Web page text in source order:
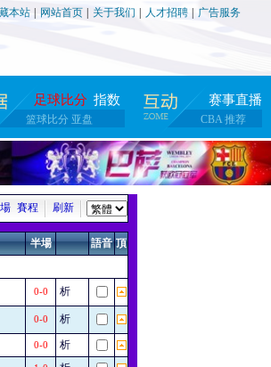
本站 网站首页 关于我们 人才招聘 广告服务
足球比分 指数
篮球比分 亚盘
赛事直播
CBA 推荐